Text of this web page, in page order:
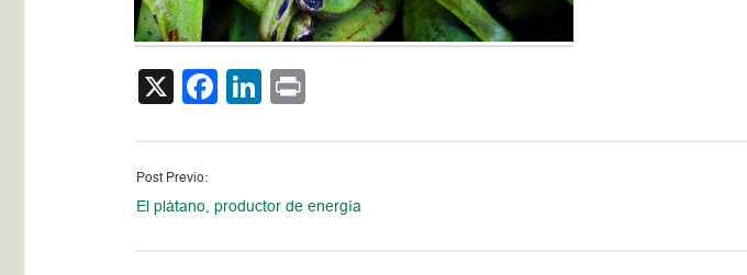
X Facebook
LinkedIn
Post Previo:
El plátano, productor de energía